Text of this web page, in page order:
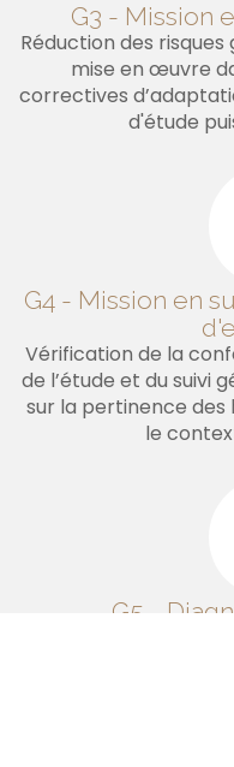
G3 - Mission
Réduction des
mise en œuvre
correctives
d'étude
G4 - Mission en
Vérification de la
de l’étude et du suivi
sur la pertinence
le
G5 -